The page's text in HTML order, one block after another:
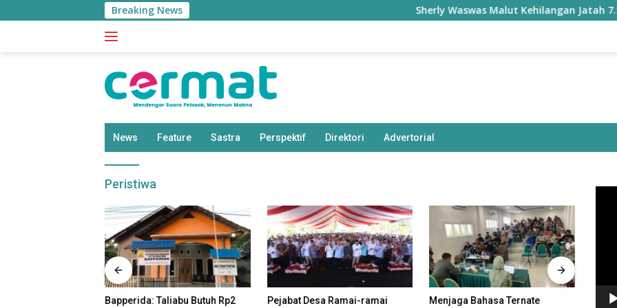
ke
Breaking News Sherly Waswas Malut Kehilangan Jatah 7.500
News Feature Sastra Perspektif Direktori Advertorial
Peristiwa
Bapperida: Taliabu Butuh Rp2
Pejabat Desa Ramai-ramai
Menjaga Bahasa Ternate